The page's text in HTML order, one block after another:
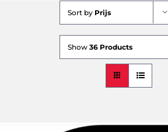
Sort by Prijs
Show 36 Products